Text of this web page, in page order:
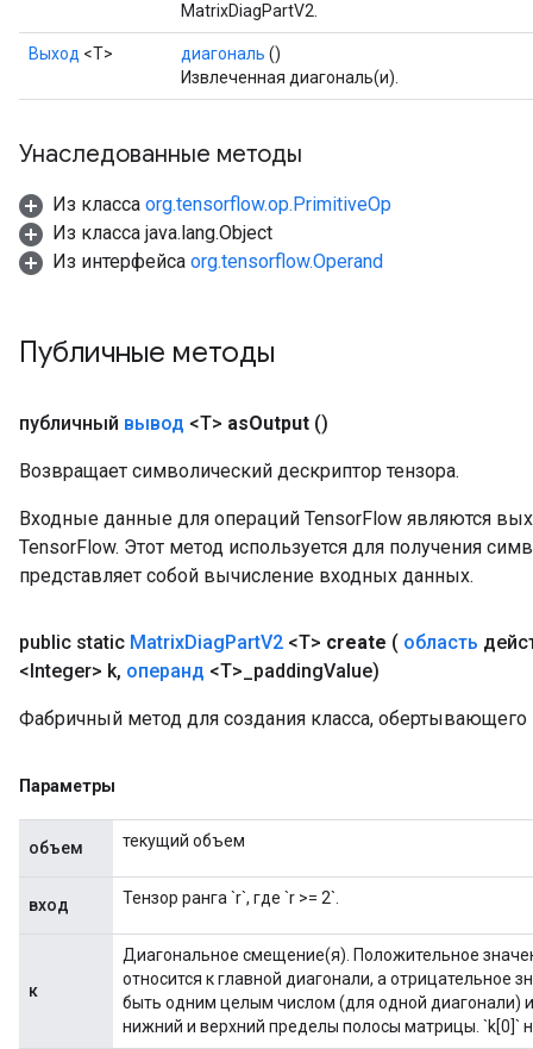
MatrixDiagPartV2.
Выход <Т> диагональ ()
Извлеченная диагональ(и).
Унаследованные методы
Из класса org.tensorflow.op.PrimitiveOp
Из класса java.lang.Object
Из интерфейса org.tensorflow.Operand
Публичные методы
публичный вывод <T> asOutput ()
Возвращает символический дескриптор тензора.
Входные данные для операций TensorFlow являются
TensorFlow. Этот метод используется для получения
представляет собой вычисление входных данных.
public static MatrixDiagPartV2 <T> create ( область
<Integer> k, операнд <T> paddingValue)
Фабричный метод для создания класса,
Параметры
объем текущий объем
вход Тензор ранга `r`, где `r >= 2`.
к
Диагональное смещение(я). Положительное
относится к главной диагонали, а отрицательное
быть одним целым числом (для одной диагонали)
нижний и верхний пределы полосы матрицы. `k[0]`